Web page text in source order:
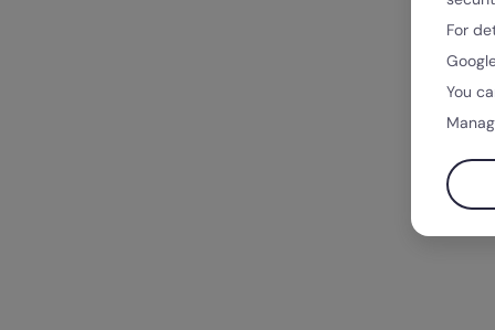
For
You